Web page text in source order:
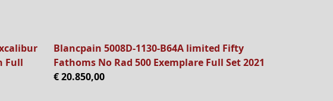
Full
Blancpain 5008D-1130-B64A limited Fifty
Fathoms No Rad 500 Exemplare Full Set 2021
€ 20.850,00